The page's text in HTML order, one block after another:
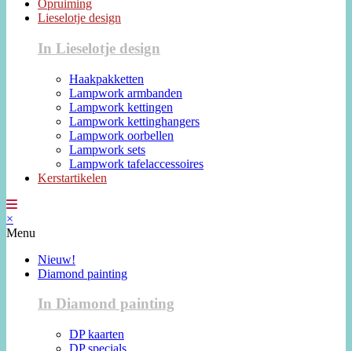
Opruiming
Lieselotje design
In Lieselotje design
Haakpakketten
Lampwork armbanden
Lampwork kettingen
Lampwork kettinghangers
Lampwork oorbellen
Lampwork sets
Lampwork tafelaccessoires
Kerstartikelen
×
Menu
Nieuw!
Diamond painting
In Diamond painting
DP kaarten
DP specials